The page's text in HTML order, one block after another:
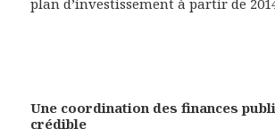
Une coordination des finances
crédible